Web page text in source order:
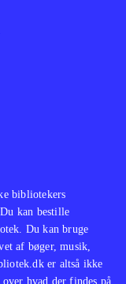
bibliotekers
kan bestille
Du kan bruge
af bøger, musik,
er altså ikke
hvad der findes på